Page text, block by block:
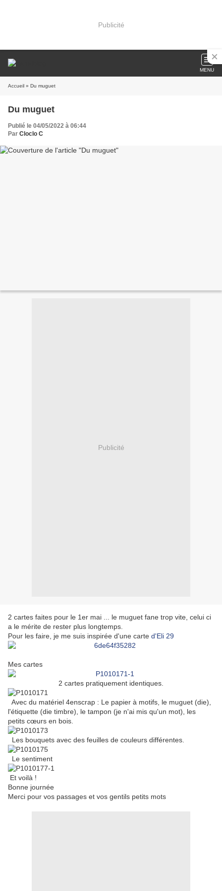
Publicité
MENU
Accueil » Du muguet
Du muguet
Publié le 04/05/2022 à 06:44
Par Cloclo C
Publicité
2 cartes faites pour le 1er mai ... le muguet fane trop vite, celui ci
a le mérite de rester plus longtemps.
Pour les faire, je me suis inspirée d'une carte d'Eli 29
Mes cartes
2 cartes pratiquement identiques.
Avec du matériel 4enscrap : Le papier à motifs, le muguet (die),
l'étiquette (die timbre), le tampon (je n'ai mis qu'un mot), les
petits cœurs en bois.
Les bouquets avec des feuilles de couleurs différentes.
Le sentiment
Et voilà !
Bonne journée
Merci pour vos passages et vos gentils petits mots